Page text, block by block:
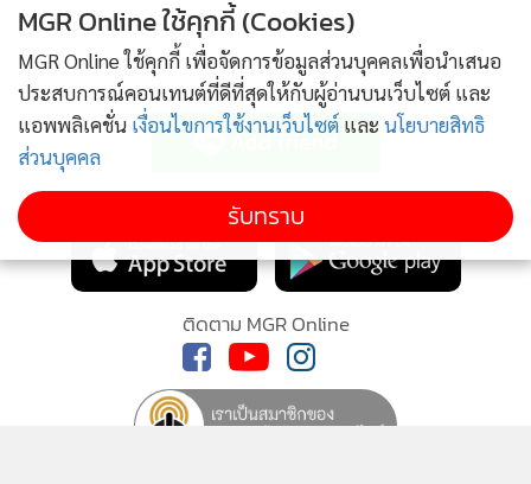
ติดตามข่าวสารผ่านทาง LINE
MGR Online Application
ติดตาม MGR Online
MGR Online ใช้คุกกี้ (Cookies)
MGR Online ใช้คุกกี้ เพื่อจัดการข้อมูลส่วนบุคคลเพื่อนำเสนอ
ประสบการณ์คอนเทนต์ที่ดีที่สุดให้กับผู้อ่านบนเว็บไซต์ และ
แอพพลิเคชั่น เงื่อนไขการใช้งานเว็บไซต์ และ นโยบายสิทธิ
ส่วนบุคคล
รับทราบ